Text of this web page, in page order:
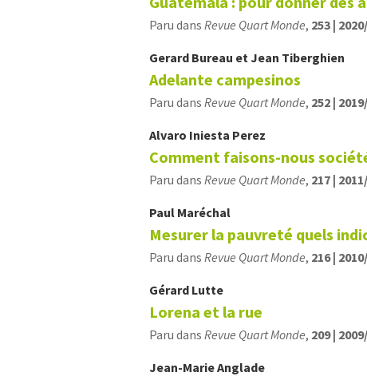
Paru dans Revue Quart Monde, 253 |
Gerard Bureau etJean Tiberghien
Adelante campesinos
Paru dans Revue Quart Monde, 252 |
Alvaro Iniesta Perez
Comment faisons-nous
Paru dans Revue Quart Monde, 217 |
Paul Maréchal
Mesurer la pauvreté quels
Paru dans Revue Quart Monde, 216 |
Gérard Lutte
Lorena et la rue
Paru dans Revue Quart Monde, 209 |
Jean-MarieAnglade